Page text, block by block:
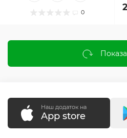
0
Наш додаток на
App store